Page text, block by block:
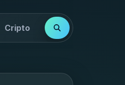
Cripto Cotații